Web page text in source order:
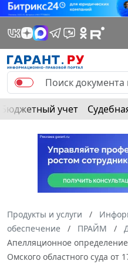
Бюджетный учет
Продукты и услуги
обеспечение
ПРАЙМ
Апелляционное
Омского областного суда от